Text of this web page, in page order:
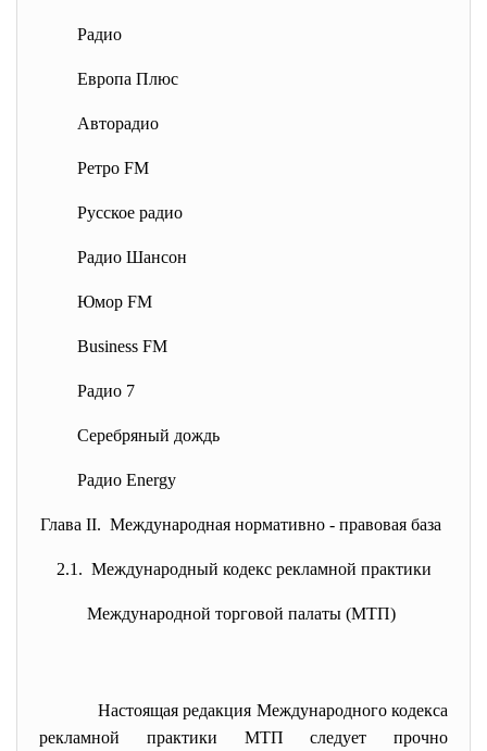
Радио
Европа Плюс
Авторадио
Ретро FM
Русское радио
Радио Шансон
Юмор FM
Business FM
Радио 7
Серебряный дождь
Радио Energy
Глава II. Международная нормативно - правовая база
2.1. Международный кодекс рекламной практики
Международной торговой палаты (МТП)
Настоящая редакция Международного кодекса
рекламной практики МТП следует прочно